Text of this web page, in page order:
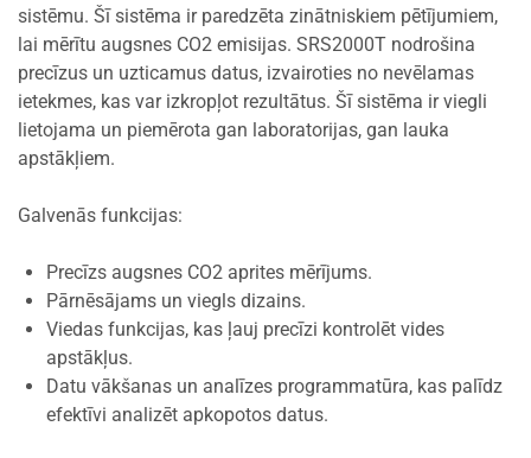
sistēmu. Šī sistēma ir paredzēta zinātniskiem pētījumiem,
lai mērītu augsnes CO2 emisijas. SRS2000T nodrošina
precīzus un uzticamus datus, izvairoties no nevēlamas
ietekmes, kas var izkropļot rezultātus. Šī sistēma ir viegli
lietojama un piemērota gan laboratorijas, gan lauka
apstākļiem.
Galvenās funkcijas:
Precīzs augsnes CO2 aprites mērījums.
Pārnēsājams un viegls dizains.
Viedas funkcijas, kas ļauj precīzi kontrolēt vides
apstākļus.
Datu vākšanas un analīzes programmatūra, kas palīdz
efektīvi analizēt apkopotos datus.